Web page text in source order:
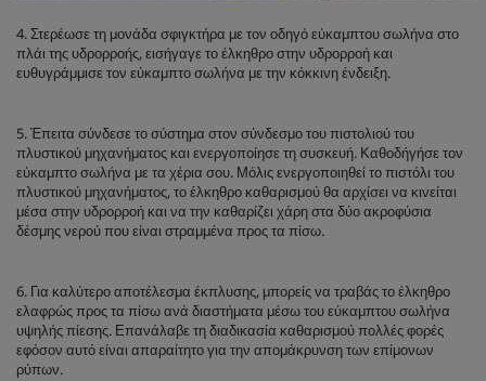
4. Στερέωσε τη μονάδα σφιγκτήρα με τον οδηγό εύκαμπτου σωλήνα στο
πλάι της υδρορροής, εισήγαγε το έλκηθρο στην υδρορροή και
ευθυγράμμισε τον εύκαμπτο σωλήνα με την κόκκινη ένδειξη.
5. Έπειτα σύνδεσε το σύστημα στον σύνδεσμο του πιστολιού του
πλυστικού μηχανήματος και ενεργοποίησε τη συσκευή. Καθοδήγήσε τον
εύκαμπτο σωλήνα με τα χέρια σου. Μόλις ενεργοποιηθεί το πιστόλι του
πλυστικού μηχανήματος, το έλκηθρο καθαρισμού θα αρχίσει να κινείται
μέσα στην υδρορροή και να την καθαρίζει χάρη στα δύο ακροφύσια
δέσμης νερού που είναι στραμμένα προς τα πίσω.
6. Για καλύτερο αποτέλεσμα έκπλυσης, μπορείς να τραβάς το έλκηθρο
ελαφρώς προς τα πίσω ανά διαστήματα μέσω του εύκαμπτου σωλήνα
υψηλής πίεσης. Επανάλαβε τη διαδικασία καθαρισμού πολλές φορές
εφόσον αυτό είναι απαραίτητο για την απομάκρυνση των επίμονων
ρύπων.